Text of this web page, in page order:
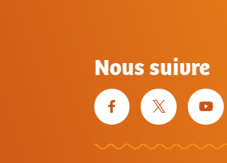
Nous suivre